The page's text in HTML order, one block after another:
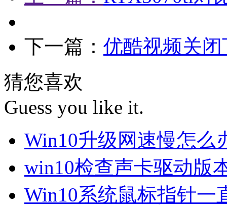
下一篇： 优酷视频关
猜您喜欢
Guess you like it.
Win10升级网速慢怎么
win10检查声卡驱动版
Win10系统鼠标指针一